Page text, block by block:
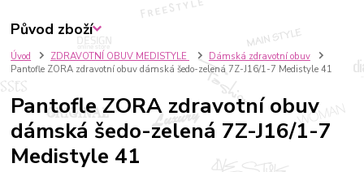
Úvod ZDRAVOTNÍ OBUV MEDISTYLE
Dámská zdravotní obuv
Pantofle ZORA zdravotní obuv dámská šedo-zelená 7Z-J16/1-7 Medistyle 41
Pantofle ZORA zdravotní obuv
dámská šedo-zelená 7Z-J16/1-7
Medistyle 41
Původ zboží